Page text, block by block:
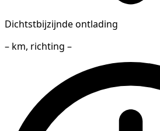
Dichtstbijzijnde ontlading
– km, richting –